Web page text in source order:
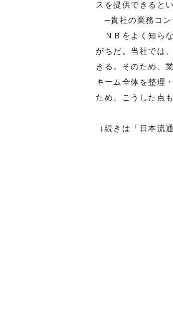
スを提供できると
─貴社の業務コン
ＮＢをよく知ら
がちだ。当社では
きる。そのため、
キーム全体を整理
ため、こうした点
（続きは「日本流